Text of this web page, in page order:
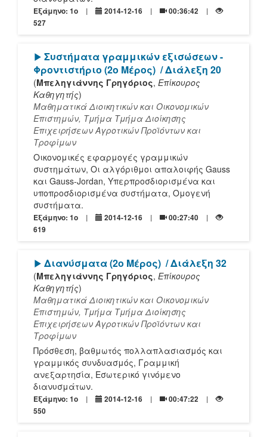
Εξάμηνο: 1o 2014-12-16
00:36:42
527
[Play]
Συστήματα γραμμικών εξισώσεων -
Φροντιστήριο (2ο Μέρος) / Διάλεξη 20
(Μπεληγιάννης Γρηγόριος, Επίκουρος
Καθηγητής)
Μαθηματικά Διοικητικών και Οικονομικών
Επιστημών, Τμήμα Τμήμα Διοίκησης
Επιχειρήσεων Αγροτικών Προϊόντων και
Τροφίμων
Οικονομικές εφαρμογές γραμμικών
συστημάτων, Οι αλγόριθμοι απαλοιφής Gauss
και Gauss-Jordan, Υπερπροσδιορισμένα και
υποπροσδιορισμένα συστήματα, Ομογενή
συστήματα.
Εξάμηνο: 1o 2014-12-16
00:27:40
619
[Play]
Διανύσματα (2ο Μέρος) / Διάλεξη 32
(Μπεληγιάννης Γρηγόριος, Επίκουρος
Καθηγητής)
Μαθηματικά Διοικητικών και Οικονομικών
Επιστημών, Τμήμα Τμήμα Διοίκησης
Επιχειρήσεων Αγροτικών Προϊόντων και
Τροφίμων
Πρόσθεση, βαθμωτός πολλαπλασιασμός και
γραμμικός συνδυασμός, Γραμμική
ανεξαρτησία, Εσωτερικό γινόμενο
διανυσμάτων.
Εξάμηνο: 1o 2014-12-16
00:47:22
550